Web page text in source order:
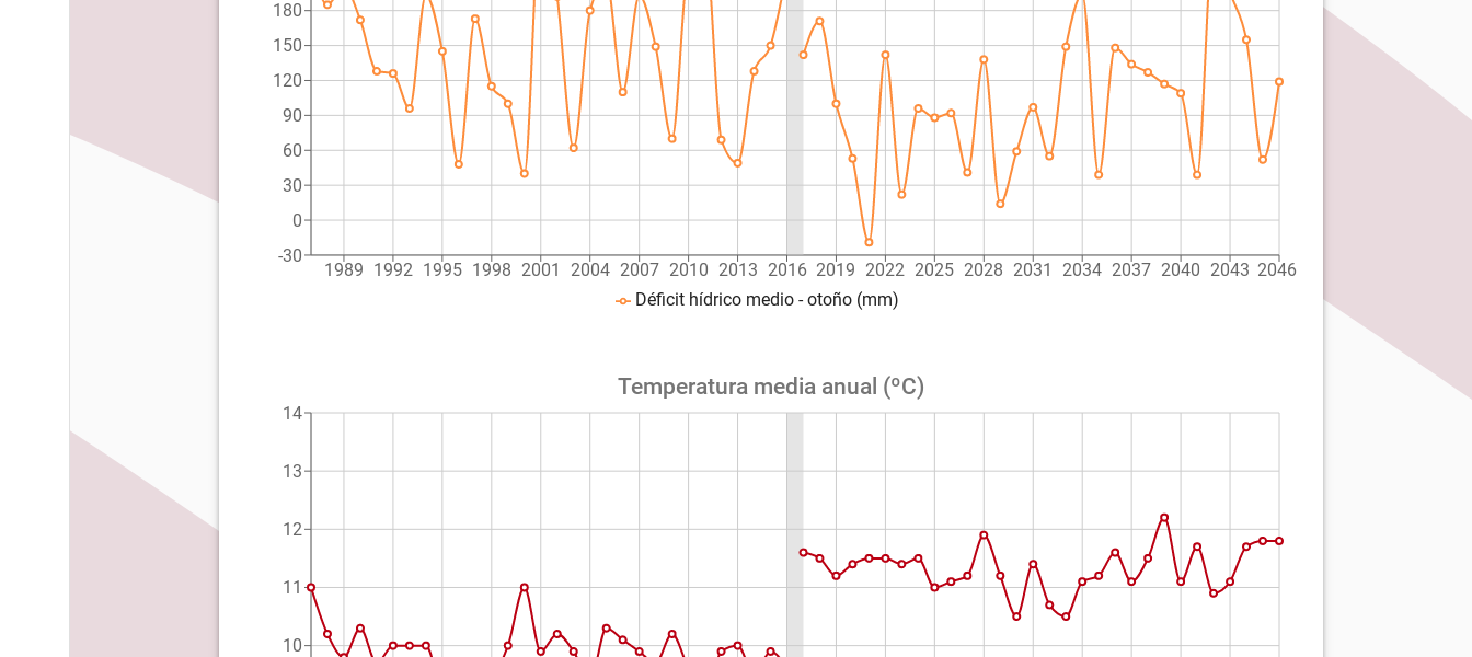
1989 1992 1995 1998 2001 2004 2007 2010 2013 2016 2019 2022 2025 2028 2031 2034 2037 2040 2043 2046
-30
0
30
60
90
120
150
180
Déficit hídrico medio - otoño (mm)
Temperatura media anual (ºC)
10
11
12
13
14